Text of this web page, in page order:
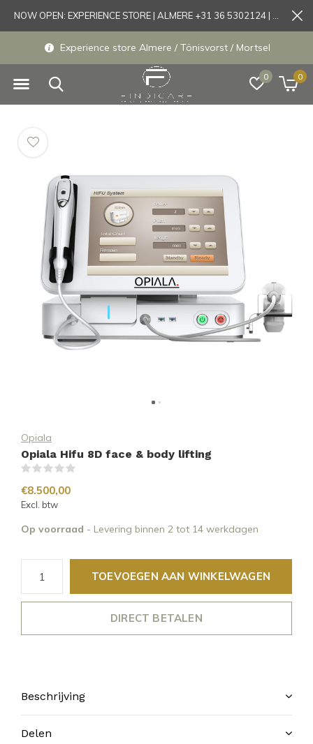
0 0
Experience store Almere / Tönisvorst / Mortsel
Opiala
Opiala Hifu 8D face & body lifting
€8.500,00
Excl. btw
Op voorraad - Levering binnen 2 tot 14 werkdagen
TOEVOEGEN AAN WINKELWAGEN
DIRECT BETALEN
Beschrijving
Delen